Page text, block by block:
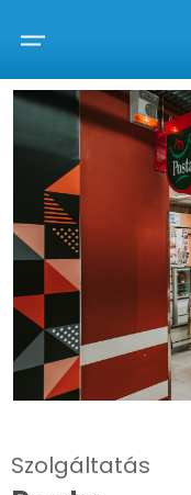
Szolgáltatás